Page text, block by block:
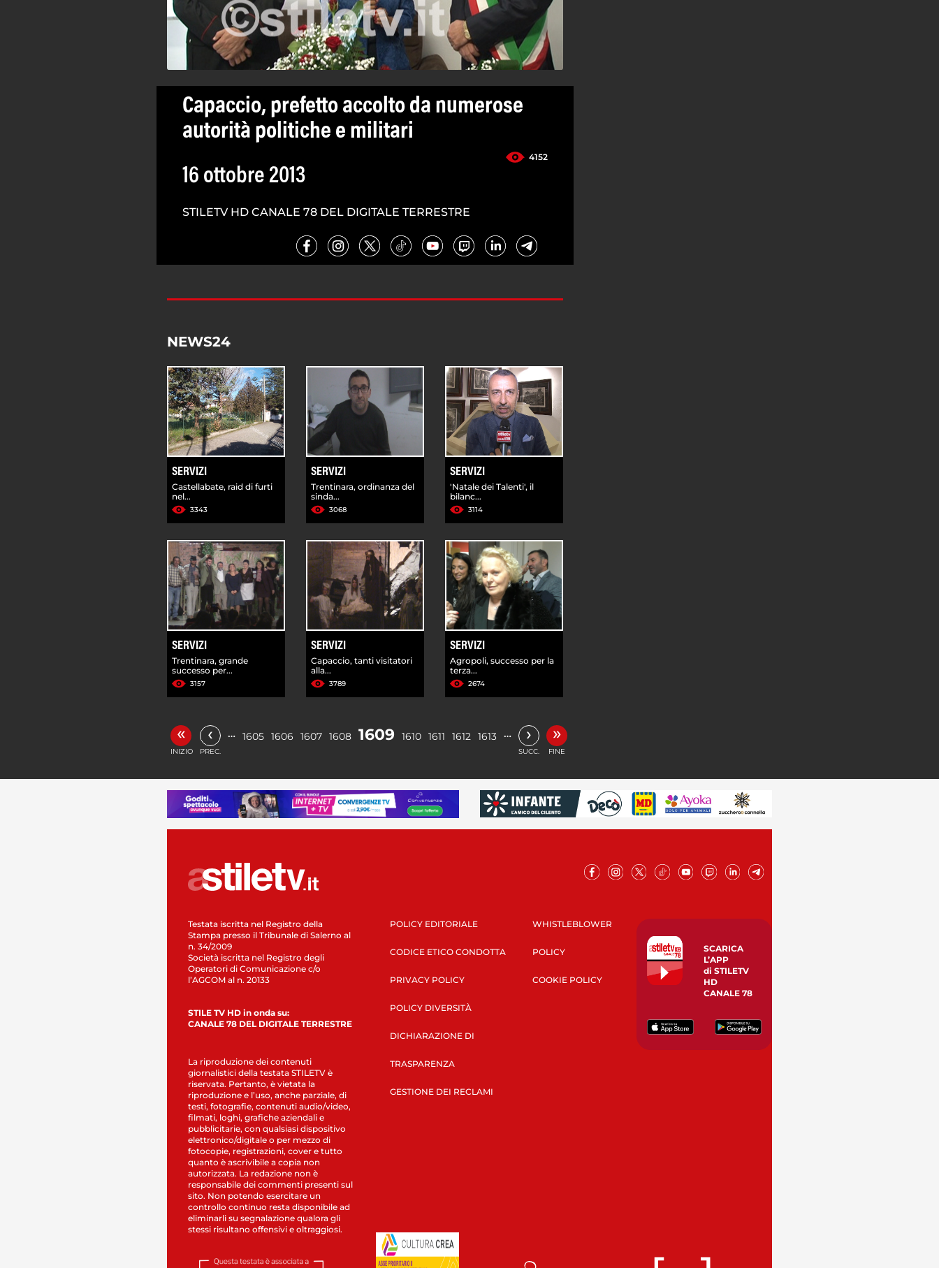
Capaccio, prefetto accolto da numerose
autorità politiche e militari
4152
16 ottobre 2013
STILETV HD CANALE 78 DEL DIGITALE TERRESTRE
NEWS24
SERVIZI
Castellabate, raid di furti
nel...
3343
SERVIZI
Trentinara, ordinanza del
sinda...
3068
SERVIZI
'Natale dei Talenti', il
bilanc...
3114
SERVIZI
Trentinara, grande
successo per...
3157
SERVIZI
Capaccio, tanti visitatori
alla...
3789
SERVIZI
Agropoli, successo per la
terza...
2674
«
INIZIO
‹
PREC.
… 1605 1606 1607 1608 1609 1610 1611 1612 1613 … ›
SUCC.
»
FINE
Testata iscritta nel Registro della
Stampa presso il Tribunale di Salerno al
n. 34/2009
Società iscritta nel Registro degli
Operatori di Comunicazione c/o
l’AGCOM al n. 20133
STILE TV HD in onda su:
CANALE 78 DEL DIGITALE TERRESTRE
La riproduzione dei contenuti
giornalistici della testata STILETV è
riservata. Pertanto, è vietata la
riproduzione e l’uso, anche parziale, di
testi, fotografie, contenuti audio/video,
filmati, loghi, grafiche aziendali e
pubblicitarie, con qualsiasi dispositivo
elettronico/digitale o per mezzo di
fotocopie, registrazioni, cover e tutto
quanto è ascrivibile a copia non
autorizzata. La redazione non è
responsabile dei commenti presenti sul
sito. Non potendo esercitare un
controllo continuo resta disponibile ad
eliminarli su segnalazione qualora gli
stessi risultano offensivi e oltraggiosi.
POLICY EDITORIALE
CODICE ETICO CONDOTTA
PRIVACY POLICY
POLICY DIVERSITÀ
DICHIARAZIONE DI
TRASPARENZA
GESTIONE DEI RECLAMI
WHISTLEBLOWER
POLICY
COOKIE POLICY
SCARICA
L’APP
di STILETV
HD
CANALE 78